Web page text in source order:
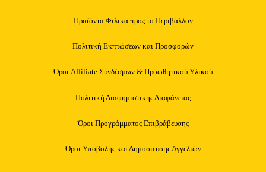
Προϊόντα Φιλικά προς το Περιβάλλον
Πολιτική Εκπτώσεων και Προσφορών
Όροι Affiliate Συνδέσμων & Προωθητικού Υλικού
Πολιτική Διαφημιστικής Διαφάνειας
Όροι Προγράμματος Επιβράβευσης
Όροι Υποβολής και Δημοσίευσης Αγγελιών